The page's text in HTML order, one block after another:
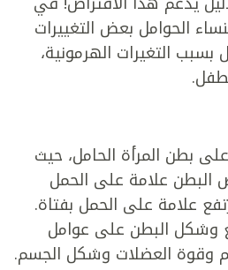
الحوامل بعض التغييرات
التغيرات الهرمونية،
بطن المرأة الحامل، حيث
البطن علامة على الحمل
علامة على الحمل بفتاة.
وشكل البطن على عوامل
وقوة العضلات وشكل الجسم.